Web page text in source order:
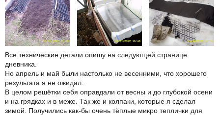
Все технические детали опишу на следующей странице
дневника.
Но апрель и май были настолько не весенними, что хорошего
результата я не ожидал.
В целом решётки себя оправдали от весны и до глубокой осени
и на грядках и в меже. Так же и колпаки, которые я сделал
зимой. Получились как-бы очень тёплые микро теплички для